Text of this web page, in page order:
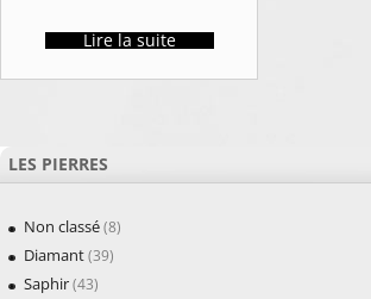
Lire la suite
LES PIERRES
Non classé(8)
Diamant(39)
Saphir(43)